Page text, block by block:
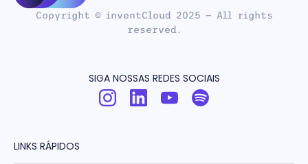
Copyright © inventCloud 2025 — All rights
reserved.
SIGA NOSSAS REDES SOCIAIS
LINKS RÁPIDOS